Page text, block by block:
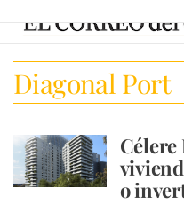
Diagonal Port
o